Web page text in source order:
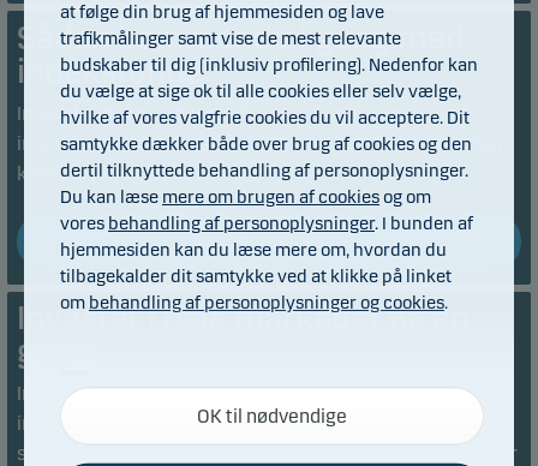
Sådan kommer du i gang med
indeksfonde
Indeksfondene vinder stadig mere popularitet blandt
investorerne, når der skal investeres bredt. Men, hvordan
kommer jeg egentlig i gang?
Læs mere
Invester i hele markedet på en
gang
Indeksfonde vinder stadig mere popularitet blandt
investorerne takket være lave omkostninger og effektiv
spredning af risiko. Men, hvad vil det sige at investere efter
at følge din brug af hjemmesiden og lave
trafikmålinger samt vise de mest relevante
budskaber til dig (inklusiv profilering). Nedenfor kan
du vælge at sige ok til alle cookies eller selv vælge,
hvilke af vores valgfrie cookies du vil acceptere. Dit
samtykke dækker både over brug af cookies og den
dertil tilknyttede behandling af personoplysninger.
Du kan læse mere om brugen af cookiesog om
vores behandling af personoplysninger. I bunden af
hjemmesiden kan du læse mere om, hvordan du
tilbagekalder dit samtykke ved at klikke på linket
om behandling af personoplysninger og cookies.
Nødvendige
Disse cookies hjælper med at sikre, at vores
hjemmeside fungerer ved at aktivere
OK til nødvendige